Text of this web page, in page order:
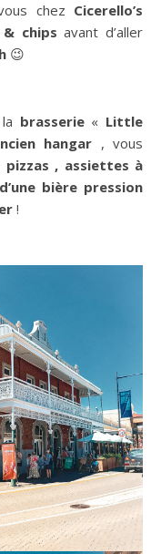
chez Cicerello’s
chips avant d’aller
😉
brasserie « Little
hangar , vous
pizzas , assiettes à
bière pression
!